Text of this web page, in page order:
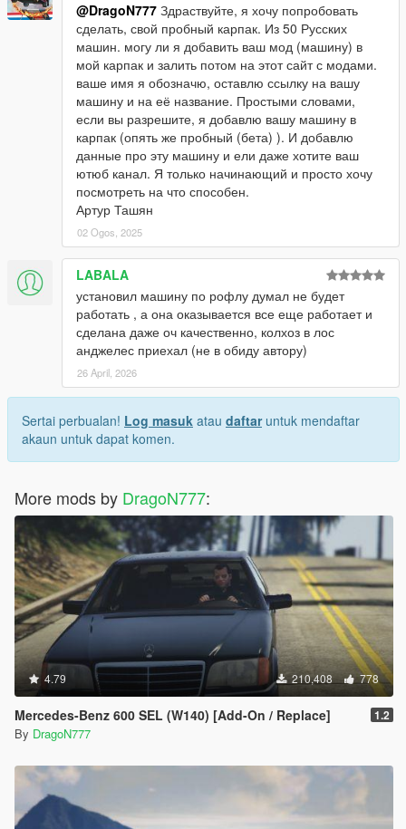
@DragoN777 Здраствуйте, я хочу попробовать
сделать, свой пробный карпак. Из 50 Русских
машин. могу ли я добавить ваш мод (машину) в
мой карпак и залить потом на этот сайт с модами.
ваше имя я обозначю, оставлю ссылку на вашу
машину и на её название. Простыми словами,
если вы разрешите, я добавлю вашу машину в
карпак (опять же пробный (бета) ). И добавлю
данные про эту машину и ели даже хотите ваш
ютюб канал. Я только начинающий и просто хочу
посмотреть на что способен.
Артур Ташян
02 Ogos, 2025
LABALA
установил машину по рофлу думал не будет
работать , а она оказывается все еще работает и
сделана даже оч качественно, колхоз в лос
анджелес приехал (не в обиду автору)
26 April, 2026
Sertai perbualan! Log masuk atau daftaruntuk mendaftar
akaun untuk dapat komen.
More mods by DragoN777:
4.79 210,408 778
Mercedes-Benz 600 SEL (W140) [Add-On / Replace] 1.2
By DragoN777